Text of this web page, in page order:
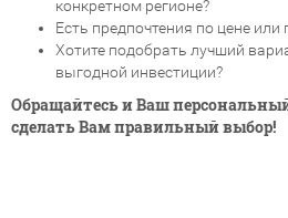
конкретном регионе?
Есть предпочтения по цене
Хотите подобрать лучший
выгодной инвестиции?
Обращайтесь и Ваш
сделать Вам правильный выбор!